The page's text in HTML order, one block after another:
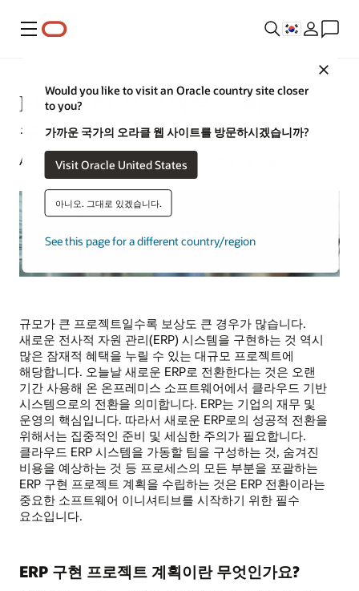
메뉴
Would you like to visit an Oracle country site closer
to you?
가까운 국가의 오라클 웹 사이트를 방문하시겠습니까?
Visit Oracle United States
아니오. 그대로 있겠습니다.
See this page for a different country/region
ERP 구현 프로젝트 계획
수립하기
Alex Chan | Content Strategist | 2024년 7월 8일
규모가 큰 프로젝트일수록 보상도 큰 경우가 많습니다.
새로운 전사적 자원 관리(ERP) 시스템을 구현하는 것 역시
많은 잠재적 혜택을 누릴 수 있는 대규모 프로젝트에
해당합니다. 오늘날 새로운 ERP로 전환한다는 것은 오랜
기간 사용해 온 온프레미스 소프트웨어에서 클라우드 기반
시스템으로의 전환을 의미합니다. ERP는 기업의 재무 및
운영의 핵심입니다. 따라서 새로운 ERP로의 성공적 전환을
위해서는 집중적인 준비 및 세심한 주의가 필요합니다.
클라우드 ERP 시스템을 가동할 팀을 구성하는 것, 숨겨진
비용을 예상하는 것 등 프로세스의 모든 부분을 포괄하는
ERP 구현 프로젝트 계획을 수립하는 것은 ERP 전환이라는
중요한 소프트웨어 이니셔티브를 시작하기 위한 필수
요소입니다.
ERP 구현 프로젝트 계획이란 무엇인가요?